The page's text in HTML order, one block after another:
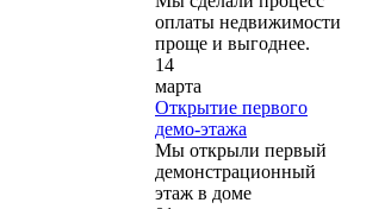
оплаты недвижимости
проще и выгоднее.
14
марта
Открытие первого
демо-этажа
Мы открыли первый
демонстрационный
этаж в доме